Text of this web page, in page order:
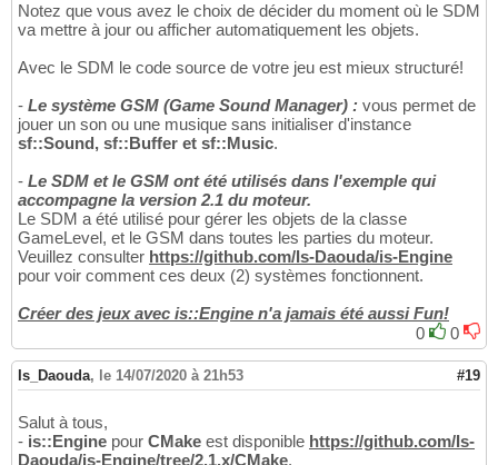
Notez que vous avez le choix de décider du moment où le SDM
va mettre à jour ou afficher automatiquement les objets.
Avec le SDM le code source de votre jeu est mieux structuré!
- Le système GSM (Game Sound Manager) : vous permet de
jouer un son ou une musique sans initialiser d'instance
sf::Sound, sf::Buffer et sf::Music.
- Le SDM et le GSM ont été utilisés dans l'exemple qui
accompagne la version 2.1 du moteur.
Le SDM a été utilisé pour gérer les objets de la classe
GameLevel, et le GSM dans toutes les parties du moteur.
Veuillez consulter https://github.com/Is-Daouda/is-Engine
pour voir comment ces deux (2) systèmes fonctionnent.
Créer des jeux avec is::Engine n'a jamais été aussi Fun!
0
0
Is_Daouda, le 14/07/2020 à 21h53 #19
Salut à tous,
- is::Engine pour CMake est disponible https://github.com/Is-
Daouda/is-Engine/tree/2.1.x/CMake.